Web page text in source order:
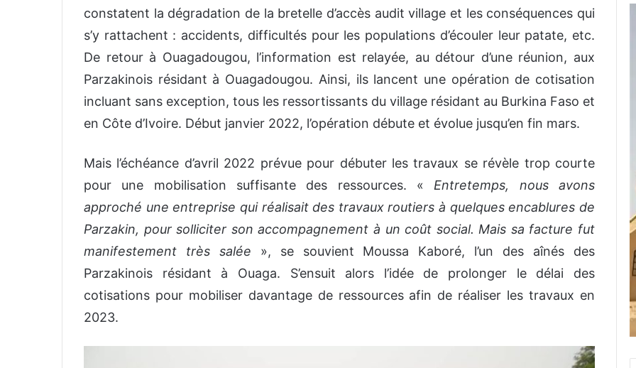
constatent la dégradation de la bretelle d’accès audit village et les conséquences qui
s’y rattachent : accidents, difficultés pour les populations d’écouler leur patate, etc.
De retour à Ouagadougou, l’information est relayée, au détour d’une réunion, aux
Parzakinois résidant à Ouagadougou. Ainsi, ils lancent une opération de cotisation
incluant sans exception, tous les ressortissants du village résidant au Burkina Faso et
en Côte d’Ivoire. Début janvier 2022, l’opération débute et évolue jusqu’en fin mars.
Mais l’échéance d’avril 2022 prévue pour débuter les travaux se révèle trop courte
pour une mobilisation suffisante des ressources. «Entretemps, nous avons
approché une entreprise qui réalisait des travaux routiers à quelques encablures de
Parzakin, pour solliciter son accompagnement à un coût social. Mais sa facture fut
manifestement très salée », se souvient Moussa Kaboré, l’un des aînés des
Parzakinois résidant à Ouaga. S’ensuit alors l’idée de prolonger le délai des
cotisations pour mobiliser davantage de ressources afin de réaliser les travaux en
2023.